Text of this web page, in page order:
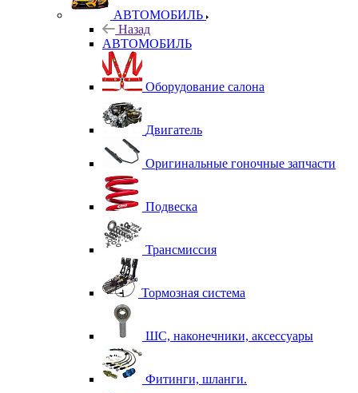
АВТОМОБИЛЬ
Назад
АВТОМОБИЛЬ
Оборудование салона
Двигатель
Оригинальные гоночные запчасти
Подвеска
Трансмиссия
Тормозная система
ШС, наконечники, аксессуары
Фитинги, шланги.